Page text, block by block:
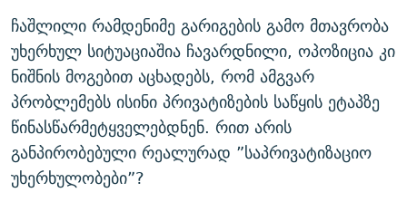
ᲛᲝᲚᲐᲞᲐᲠᲐᲙᲔ ᲢᲔᲥᲡᲢᲔᲑᲘ
ᲨᲘᲜ - ᲣᲪᲮᲝᲔᲗᲨᲘ
ᲚᲘᲢᲔᲠᲐᲢᲣᲠᲣᲚᲘ ᲬᲐᲮᲜᲐᲒᲔᲑᲘ
ᲐᲛᲔᲠᲘᲙᲣᲚᲘ ᲛᲝᲗᲮᲠᲝᲑᲐ
ᲘᲛᲞᲔᲠᲘᲐ ᲓᲐ ᲠᲐᲓᲘᲝ
ᲩᲔᲛᲘ ᲡᲘᲙᲕᲓᲘᲚᲘᲡ ᲛᲘᲖᲔᲖᲘᲐ COVID-19
11 ᲬᲔᲚᲘ - 11 ᲐᲛᲑᲐᲕᲘ
ᲡᲐᲞᲐᲠᲚᲐᲛᲔᲜᲢᲝ ᲐᲠᲩᲔᲕᲜᲔᲑᲘᲡ ᲘᲡᲢᲝᲠᲘᲐ
ᲑᲐᲕᲨᲕᲔᲑᲘ ᲞᲠᲝᲡᲢᲘᲢᲣᲪᲘᲐᲨᲘ - ᲐᲛᲝᲣᲗᲥᲛᲔᲚᲘ ᲐᲛᲑᲐᲕᲘ
5 ᲐᲛᲑᲐᲕᲘ - 20 ᲘᲕᲜᲘᲡᲡ ᲓᲐᲨᲐᲕᲔᲑᲣᲚᲔᲑᲘ
ᲐᲒᲕᲘᲡᲢᲝᲡ ᲝᲛᲘ
ᲒᲐᲛᲝᲘᲬᲔᲠᲔ
რთე/რთ-ის ყველა საიტი
ჩაშლილი რამდენიმე გარიგების გამო მთავრობა
უხერხულ სიტუაციაშია ჩავარდნილი, ოპოზიცია კი
ნიშნის მოგებით აცხადებს, რომ ამგვარ
პრობლემებს ისინი პრივატიზების საწყის ეტაპზე
წინასწარმეტყველებდნენ. რით არის
განპირობებული რეალურად ”საპრივატიზაციო
უხერხულობები”?